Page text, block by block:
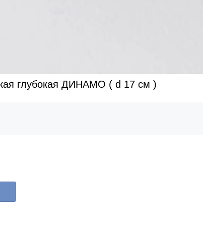
глубокая ДИНАМО ( d 17 см )